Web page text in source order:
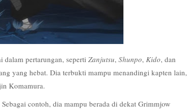
dalam pertarungan, seperti Zanjutsu, Shunpo, Kido
yang hebat. Dia terbukti mampu menandingi kapten lain,
Komamura.
contoh, dia mampu berada di dekat Grimmjow